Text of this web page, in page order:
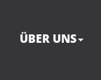
ÜBER UNS